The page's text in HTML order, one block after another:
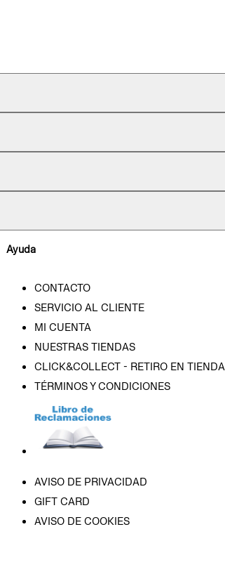
Ayuda
CONTACTO
SERVICIO AL CLIENTE
MI CUENTA
NUESTRAS TIENDAS
CLICK&COLLECT - RETIRO EN TIENDA
TÉRMINOS Y CONDICIONES
AVISO DE PRIVACIDAD
GIFT CARD
AVISO DE COOKIES